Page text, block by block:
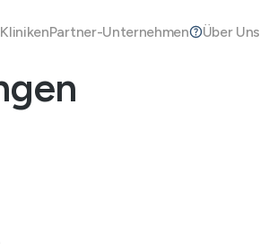
KlinikenPartner-Unternehmen Über Uns